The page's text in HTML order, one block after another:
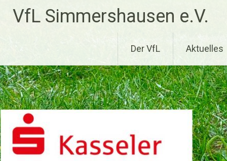
InhaltVfL Simmershausen e.V.
Der VfL Aktuelles